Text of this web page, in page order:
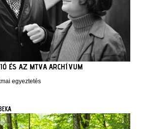
ÉS AZ MTVA ARCHÍVUM
egyeztetés